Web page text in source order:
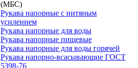
(МБС)
Рукава напорные с нитяным
усилением
Рукава напорные для воды
Рукава напорные пищевые
Рукава напорные для воды горячей
Рукава напорно-всасывающие ГОСТ
5398-76